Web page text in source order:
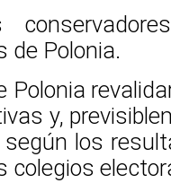
de Polonia.
Polonia
y,
los
colegios